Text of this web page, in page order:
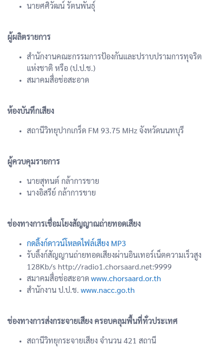
นายศศิวัฒน์ รัตนพันธุ์
ผู้ผลิตรายการ
สำนักงานคณะกรรมการป้องกันและปราบปรามการทุจริต
แห่งชาติ หรือ (ป.ป.ช.)
สมาคมสื่อช่อสะอาด
ห้องบันทึกเสียง
สถานีวิทยุปากเกร็ด FM 93.75 MHz จังหวัดนนทบุรี
ผู้ควบคุมรายการ
นายสุทนต์ กล้าการขาย
นางอิสรีย์ กล้าการขาย
ช่องทางการเชื่อมโยงสัญญาณถ่ายทอดเสียง
กดลิ้งก์ดาวน์โหลดไฟล์เสียง MP3
รับลิ้งก์สัญญานถ่ายทอดเสียงผ่านอินเทอร์เน็ตความเร็วสูง
128Kb/s http://radio1.chorsaard.net:9999
สมาคมสื่อช่อสะอาดwww.chorsaard.or.th
สำนักงาน ป.ป.ช. www.nacc.go.th
ช่องทางการส่งกระจายเสียง ครอบคลุมพื้นที่ทั่วประเทศ
สถานีวิทยุกระจายเสียง จำนวน 421 สถานี